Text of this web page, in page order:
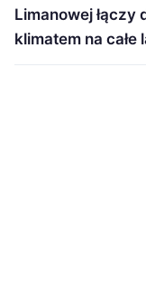
Limanowej łączy
klimatem na całe